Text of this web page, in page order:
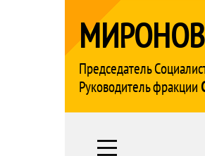
МИРОНОВ
Председатель
Руководитель фракции